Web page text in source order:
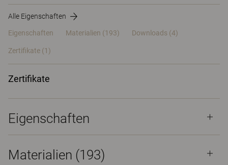
Alle Eigenschaften
Eigenschaften Materialien (193) Downloads (4)
Zertifikate (1)
Zertifikate
Eigenschaften
Materialien (193)